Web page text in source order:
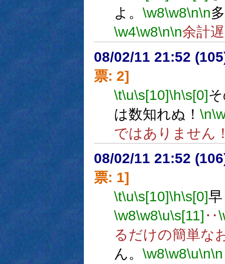
よ。 \w8\w8\n\n
\w4\w8\n\n余計
08/02/11 21:52
票: 2]
\t\u\s[10]\h\s[0]
は数知れぬ！ \n
ではありません
08/02/11 21:52
票: 1]
\t\u\s[10]\h\s[0]
\w8\w8\u\s[11] ‥
るだけの簡単な
ん。 \w8\w8\u\n\n